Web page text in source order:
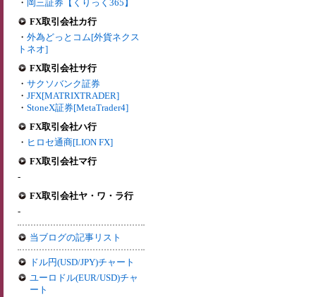
・ 岡三証券【くりっく365】
FX取引会社カ行
・ 外為どっとコム[外貨ネクス
トネオ]
FX取引会社サ行
・ サクソバンク証券
・ JFX[MATRIXTRADER]
・ StoneX証券[MetaTrader4]
FX取引会社ハ行
・ ヒロセ通商[LION FX]
FX取引会社マ行
-
FX取引会社ヤ・ワ・ラ行
-
当ブログの記事リスト
ドル円(USD/JPY)チャート
ユーロドル(EUR/USD)チャ
ート